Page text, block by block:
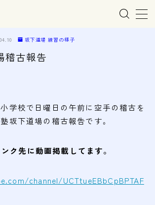
坂下道場 練習の様子
稽古報告
学校で日曜日の午前に空手の稽古を
坂下道場の稽古報告​です。
ク先に動画掲載してます。
channel/UCTtueEBbCpBPTAF